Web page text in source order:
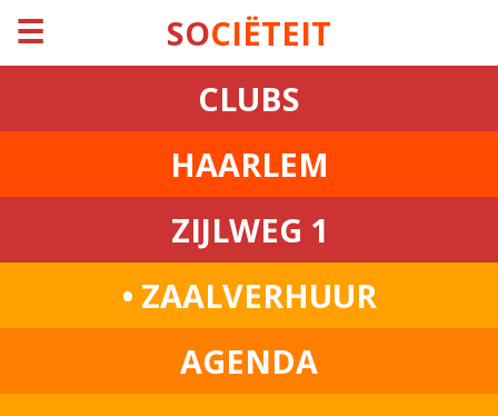
☰ SOCIËTEIT
CLUBS
HAARLEM
ZIJLWEG 1
• ZAALVERHUUR
AGENDA